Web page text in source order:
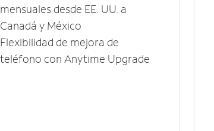
mensuales desde EE. UU. a
Canadá y México
Flexibilidad de mejora de
teléfono con Anytime Upgrade